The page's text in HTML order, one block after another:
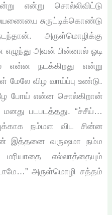
என்று சொல்லிவிட்டு
சுருட்டிக்கொண்டு
அருள்மொழிக்கு
எழுந்து அவன் பின்னால் ஓடி
என்ன நடக்கிறது என்று
விழ வாய்ப்பு உண்டு.
போய் என்ன சொல்கிறான்
படபடத்தது. “ச்சீய்…
நம்மள விட சின்ன
இத்தனை வருஷமா நம்ம
எல்லாத்தையும்
அருள்மொழி சத்தம்